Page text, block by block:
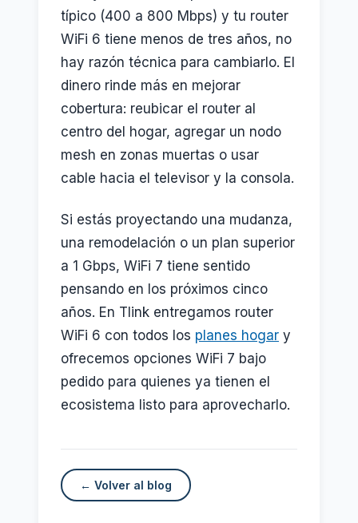
típico (400 a 800 Mbps) y tu router
WiFi 6 tiene menos de tres años, no
hay razón técnica para cambiarlo. El
dinero rinde más en mejorar
cobertura: reubicar el router al
centro del hogar, agregar un nodo
mesh en zonas muertas o usar
cable hacia el televisor y la consola.
Si estás proyectando una mudanza,
una remodelación o un plan superior
a 1 Gbps, WiFi 7 tiene sentido
pensando en los próximos cinco
años. En Tlink entregamos router
WiFi 6 con todos los planes hogar y
ofrecemos opciones WiFi 7 bajo
pedido para quienes ya tienen el
ecosistema listo para aprovecharlo.
← Volver al blog